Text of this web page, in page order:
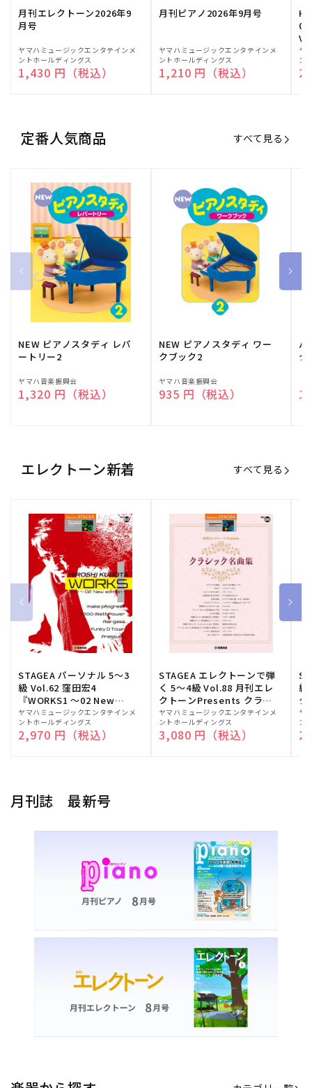
月刊エレクトーン2026年9
月号
販
売
元:
ヤマハミュージックエンタテインメ
ントホールディングス
通常価格
1,430 円（税込）
月刊ピアノ2026年9月号
販
売
元:
ヤマハミュージックエンタテインメ
ントホールディングス
通常価格
1,210 円（税込）
販
売
元:
ヤ
ン
定番人気商品 すべて見る
NEW ピアノスタディ レパ
ートリー2
販
売
ヤマハ音楽振興会
通常価格
1,320 円（税込）
NEW ピアノスタディ ワー
クブック2
販
売
ヤマハ音楽振興会
通常価格
935 円（税込）
バ
ク
売
エレクトーン新着 すべて見る
STAGEA パーソナル 5～3
級 Vol.62 窪田宏4
『WORKS1 ～02 New
edition～』
販
売
元:
ヤマハミュージックエンタテインメ
ントホールディングス
通常価格
2,970 円（税込）
STAGEA エレクトーンで弾
く 5～4級 Vol.88 月刊エレ
クトーンPresents クラシ
ック名曲集
販
売
元:
ヤマハミュージックエンタテインメ
ントホールディングス
通常価格
3,080 円（税込）
級
ク
販
売
元:
ヤ
ン
月刊誌 最新号